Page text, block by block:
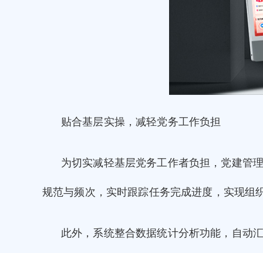
贴合基层实操，减轻党务工作负担
为切实减轻基层党务工作者负担，党建管
规范与频次，实时跟踪任务完成进度，实现
此外，系统整合数据统计分析功能，自动